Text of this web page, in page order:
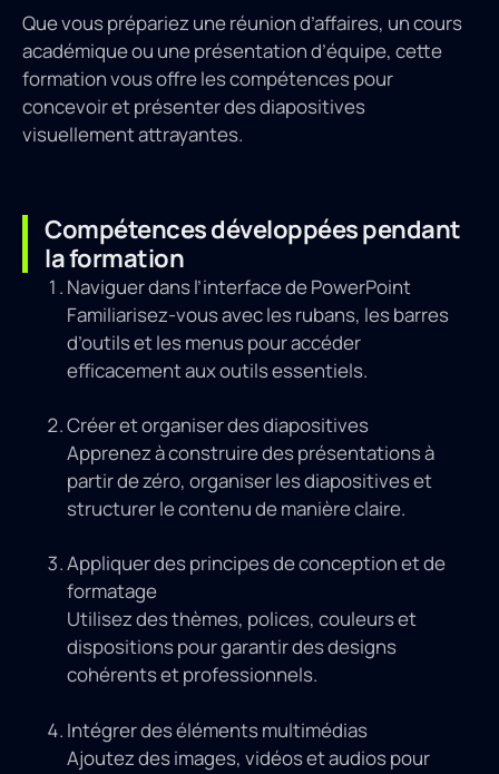
Que vous prépariez une réunion d’affaires, un cours
académique ou une présentation d’équipe, cette
formation vous offre les compétences pour
concevoir et présenter des diapositives
visuellement attrayantes.
Compétences développées pendant
la formation
Naviguer dans l’interface de PowerPoint
Familiarisez-vous avec les rubans, les barres
d’outils et les menus pour accéder
efficacement aux outils essentiels.
Créer et organiser des diapositives
Apprenez à construire des présentations à
partir de zéro, organiser les diapositives et
structurer le contenu de manière claire.
Appliquer des principes de conception et de
formatage
Utilisez des thèmes, polices, couleurs et
dispositions pour garantir des designs
cohérents et professionnels.
Intégrer des éléments multimédias
Ajoutez des images, vidéos et audios pour